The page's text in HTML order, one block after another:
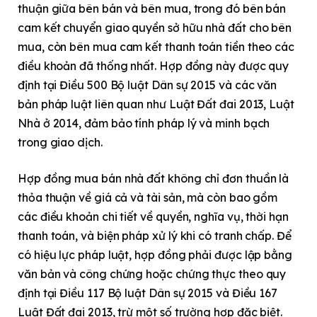
thuận giữa bên bán và bên mua, trong đó bên bán
cam kết chuyển giao quyền sở hữu nhà đất cho bên
mua, còn bên mua cam kết thanh toán tiền theo các
điều khoản đã thống nhất. Hợp đồng này được quy
định tại Điều 500 Bộ luật Dân sự 2015 và các văn
bản pháp luật liên quan như Luật Đất đai 2013, Luật
Nhà ở 2014, đảm bảo tính pháp lý và minh bạch
trong giao dịch.
Hợp đồng mua bán nhà đất không chỉ đơn thuần là
thỏa thuận về giá cả và tài sản, mà còn bao gồm
các điều khoản chi tiết về quyền, nghĩa vụ, thời hạn
thanh toán, và biện pháp xử lý khi có tranh chấp. Để
có hiệu lực pháp luật, hợp đồng phải được lập bằng
văn bản và công chứng hoặc chứng thực theo quy
định tại Điều 117 Bộ luật Dân sự 2015 và Điều 167
Luật Đất đai 2013, trừ một số trường hợp đặc biệt.